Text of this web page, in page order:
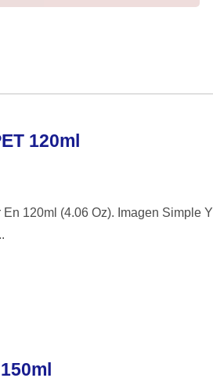
120ml
120ml (4.06 Oz). Imagen Simple